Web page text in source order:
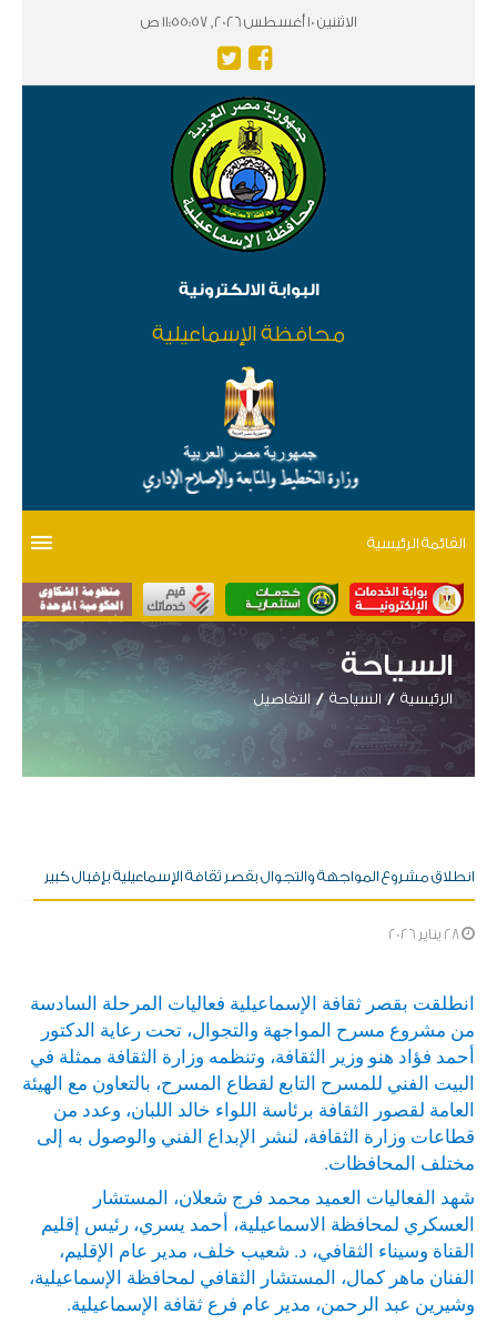
الاثننين 10 أغسطس 2026, 11:55:57 ص
البوابة الالكترونية
محافظة الإسماعيلية
القائمة الرئيسية
السياحة
الرئيسية السياحة التفاصيل
انطلاق مشروع المواجهة والتجوال بقصر ثقافة الإسماعيلية بإقبال كبير
انطلقت بقصر ثقافة الإسماعيلية فعاليات المرحلة السادسة
من مشروع مسرح المواجهة والتجوال، تحت رعاية الدكتور
أحمد فؤاد هنو وزير الثقافة، وتنظمه وزارة الثقافة ممثلة في
البيت الفني للمسرح التابع لقطاع المسرح، بالتعاون مع الهيئة
العامة لقصور الثقافة برئاسة اللواء خالد اللبان، وعدد من
قطاعات وزارة الثقافة، لنشر الإبداع الفني والوصول به إلى
مختلف المحافظات.
شهد الفعاليات العميد محمد فرج شعلان، المستشار
العسكري لمحافظة الاسماعيلية، أحمد يسري، رئيس إقليم
القناة وسيناء الثقافي، د. شعيب خلف، مدير عام الإقليم،
الفنان ماهر كمال، المستشار الثقافي لمحافظة الإسماعيلية،
وشيرين عبد الرحمن، مدير عام فرع ثقافة الإسماعيلية.